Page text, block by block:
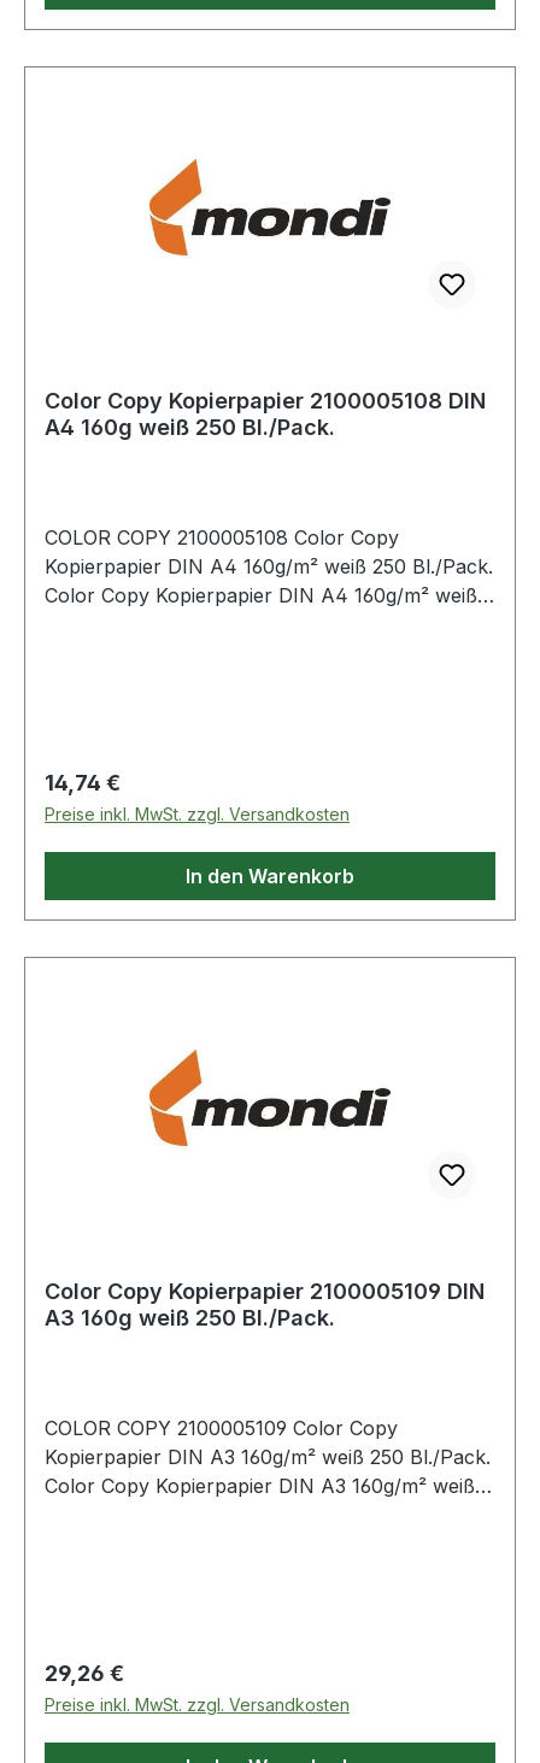
Color Copy Kopierpapier 2100005108 DIN
A4 160g weiß 250 Bl./Pack.
COLOR COPY 2100005108 Color Copy
Kopierpapier DIN A4 160g/m² weiß 250 Bl./Pack.
Color Copy Kopierpapier DIN A4 160g/m² weiß
Regulärer Preis:
14,74 €
Preise inkl. MwSt. zzgl. Versandkosten
In den Warenkorb
Color Copy Kopierpapier 2100005109 DIN
A3 160g weiß 250 Bl./Pack.
COLOR COPY 2100005109 Color Copy
Kopierpapier DIN A3 160g/m² weiß 250 Bl./Pack.
Color Copy Kopierpapier DIN A3 160g/m² weiß
Regulärer Preis:
29,26 €
Preise inkl. MwSt. zzgl. Versandkosten